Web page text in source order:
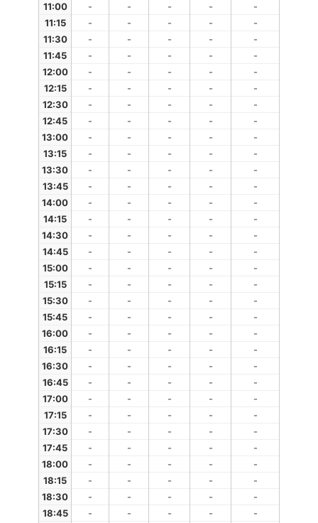
11:00
- - - -
-
11:15
- - - -
-
11:30
- - - -
-
11:45
- - - -
-
12:00
- - - -
-
12:15
- - - -
-
12:30
- - - -
-
12:45
- - - -
-
13:00
- - - -
-
13:15
- - - -
-
13:30
- - - -
-
13:45
- - - -
-
14:00
- - - -
-
14:15
- - - -
-
14:30
- - - -
-
14:45
- - - -
-
15:00
- - - -
-
15:15
- - - -
-
15:30
- - - -
-
15:45
- - - -
-
16:00
- - - -
-
16:15
- - - -
-
16:30
- - - -
-
16:45
- - - -
-
17:00
- - - -
-
17:15
- - - -
-
17:30
- - - -
-
17:45
- - - -
-
18:00
- - - -
-
18:15
- - - -
-
18:30
- - - -
-
18:45
- - - -
-